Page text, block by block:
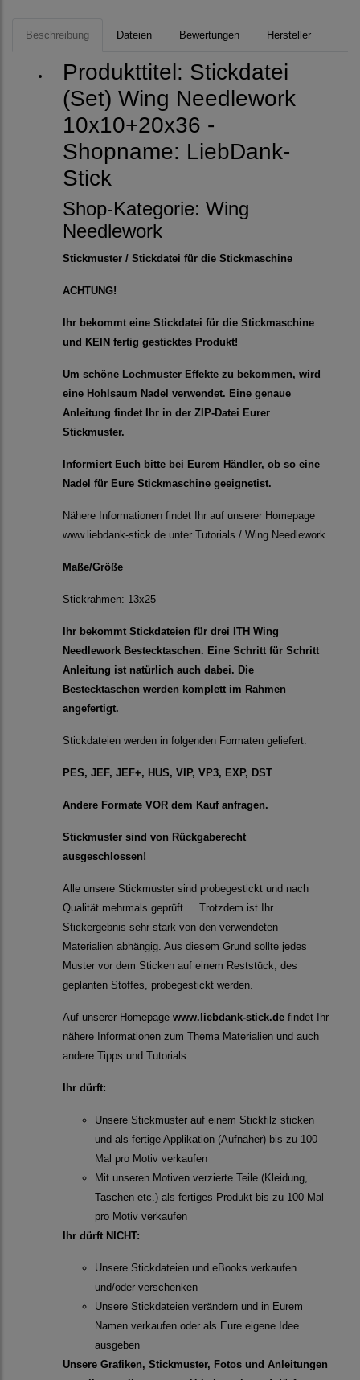
Beschreibung Dateien Bewertungen Hersteller
Produkttitel: Stickdatei
(Set) Wing Needlework
10x10+20x36 -
Shopname: LiebDank-
Stick
Shop-Kategorie: Wing
Needlework
Stickmuster / Stickdatei für die Stickmaschine
ACHTUNG!
Ihr bekommt eine Stickdatei für die Stickmaschine
und KEIN fertig gesticktes Produkt!
Um schöne Lochmuster Effekte zu bekommen, wird
eine Hohlsaum Nadel verwendet. Eine genaue
Anleitung findet Ihr in der ZIP-Datei Eurer
Stickmuster.
Informiert Euch bitte bei Eurem Händler, ob so eine
Nadel für Eure Stickmaschine geeignetist.
Nähere Informationen findet Ihr auf unserer Homepage
www.liebdank-stick.de unter Tutorials / Wing Needlework.
Maße/Größe
Stickrahmen: 13x25
Ihr bekommt Stickdateien für drei ITH Wing
Needlework Bestecktaschen. Eine Schritt für Schritt
Anleitung ist natürlich auch dabei. Die
Bestecktaschen werden komplett im Rahmen
angefertigt.
Stickdateien werden in folgenden Formaten geliefert:
PES, JEF, JEF+, HUS, VIP, VP3, EXP, DST
Andere Formate VOR dem Kauf anfragen.
Stickmuster sind von Rückgaberecht
ausgeschlossen!
Alle unsere Stickmuster sind probegestickt und nach
Qualität mehrmals geprüft. Trotzdem ist Ihr
Stickergebnis sehr stark von den verwendeten
Materialien abhängig. Aus diesem Grund sollte jedes
Muster vor dem Sticken auf einem Reststück, des
geplanten Stoffes, probegestickt werden.
Auf unserer Homepage www.liebdank-stick.de findet Ihr
nähere Informationen zum Thema Materialien und auch
andere Tipps und Tutorials.
Ihr dürft:
Unsere Stickmuster auf einem Stickfilz sticken
und als fertige Applikation (Aufnäher) bis zu 100
Mal pro Motiv verkaufen
Mit unseren Motiven verzierte Teile (Kleidung,
Taschen etc.) als fertiges Produkt bis zu 100 Mal
pro Motiv verkaufen
Ihr dürft NICHT:
Unsere Stickdateien und eBooks verkaufen
und/oder verschenken
Unsere Stickdateien verändern und in Eurem
Namen verkaufen oder als Eure eigene Idee
ausgeben
Unsere Grafiken, Stickmuster, Fotos und Anleitungen